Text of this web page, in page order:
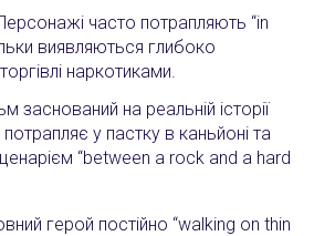
часто потрапляють “in
виявляються глибоко
наркотиками.
заснований на реальній історії
потрапляє у пастку в каньйоні та
“between a rock and a hard
герой постійно “walking on thin